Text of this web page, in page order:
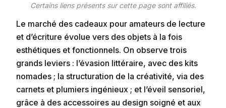
Certains liens présents sur cette page sont affiliés.
Le marché des cadeaux pour amateurs de lecture
et d’écriture évolue vers des objets à la fois
esthétiques et fonctionnels. On observe trois
grands leviers : l’évasion littéraire, avec des kits
nomades ; la structuration de la créativité, via des
carnets et plumiers ingénieux ; et l’éveil sensoriel,
grâce à des accessoires au design soigné et aux